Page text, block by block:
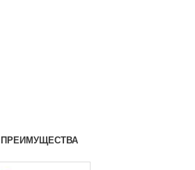
ПРЕИМУЩЕСТВА